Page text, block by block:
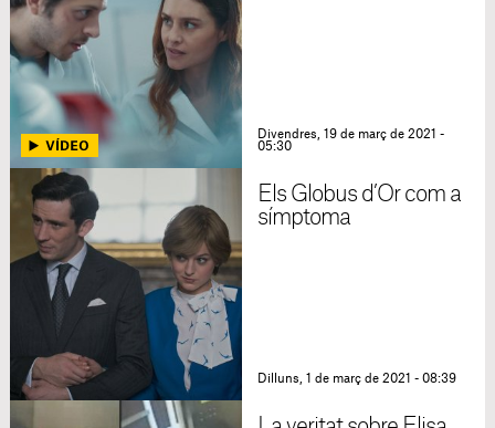
Divendres, 19 de març de 2021 -
05:30
Els Globus d’Or com a
símptoma
Dilluns, 1 de març de 2021 - 08:39